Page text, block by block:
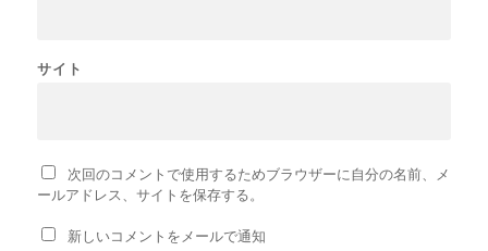
サイト
次回のコメントで使用するためブラウザーに自分の名前、メ
ールアドレス、サイトを保存する。
新しいコメントをメールで通知